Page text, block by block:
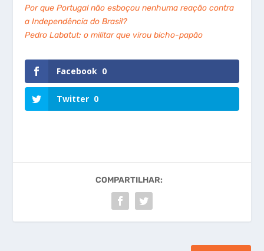
Por que Portugal não esboçou nenhuma reação contra
a Independência do Brasil?
Pedro Labatut: o militar que virou bicho-papão
Facebook 0
Twitter 0
COMPARTILHAR: